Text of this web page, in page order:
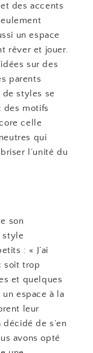
des accents
un espace
rêver et jouer.
sur des
parents
de styles se
des motifs
celle
qui
l’unité du
son
style
: « J’ai
soit trop
et quelques
espace à la
leur
de s’en
avons opté